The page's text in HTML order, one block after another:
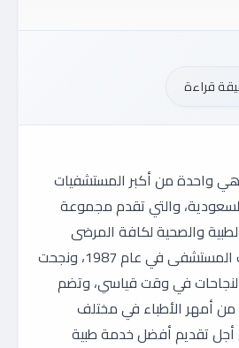
واحدة من أكبر المستشفيات
والتي تقدم مجموعة
والصحية لكافة المرضى
والمرافقين، وتأسست المستشفى في عام 1987، ونجحت
في وقت قياسي، وتضم
أمهر الأطباء في مختلف
أجل تقديم أفضل خدمة طبية